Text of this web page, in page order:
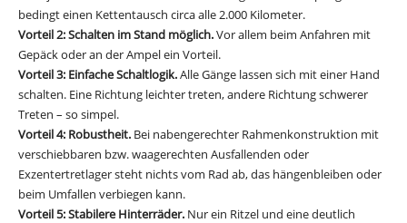
bedingt einen Kettentausch circa alle 2.000 Kilometer.
Vorteil 2: Schalten im Stand möglich.Vor allem beim Anfahren mit
Gepäck oder an der Ampel ein Vorteil.
Vorteil 3: Einfache Schaltlogik.Alle Gänge lassen sich mit einer Hand
schalten. Eine Richtung leichter treten, andere Richtung schwerer
Treten – so simpel.
Vorteil 4: Robustheit. Bei nabengerechter Rahmenkonstruktion mit
verschiebbaren bzw. waagerechten Ausfallenden oder
Exzentertretlager steht nichts vom Rad ab, das hängenbleiben oder
beim Umfallen verbiegen kann.
Vorteil 5: Stabilere Hinterräder. Nur ein Ritzel und eine deutlich